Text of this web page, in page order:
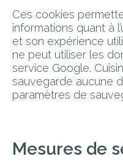
Ces cookies
informations quant à
et son expérience
ne peut utiliser les
service Google.
sauvegarde aucune
paramètres de
Mesures de